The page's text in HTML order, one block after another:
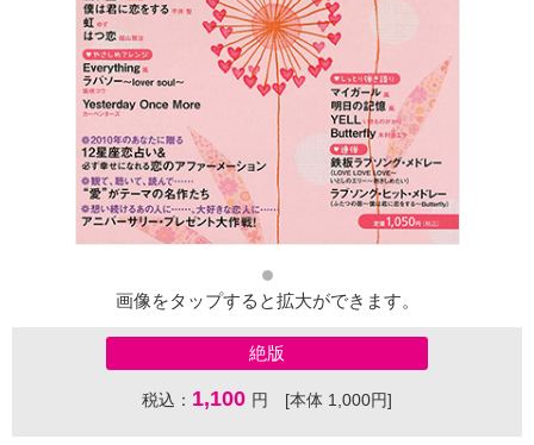
画像をタップすると拡大ができます。
絶版
税込： 1,100 円 [本体 1,000円]